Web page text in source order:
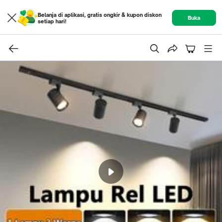
Belanja di aplikasi, gratis ongkir & kupon diskon
setiap hari!
Buka